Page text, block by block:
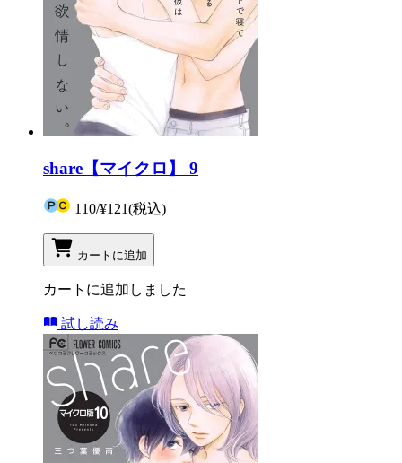
share【マイクロ】 9
110/¥121(税込)
カートに追加
カートに追加しました
試し読み